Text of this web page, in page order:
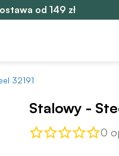
od 149 zł
32191
Stalowy -
0